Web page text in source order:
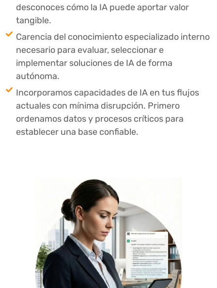
desconoces cómo la IA puede aportar valor
tangible.
Carencia del conocimiento especializado interno
necesario para evaluar, seleccionar e
implementar soluciones de IA de forma
autónoma.
Incorporamos capacidades de IA en tus flujos
actuales con mínima disrupción. Primero
ordenamos datos y procesos críticos para
establecer una base confiable.